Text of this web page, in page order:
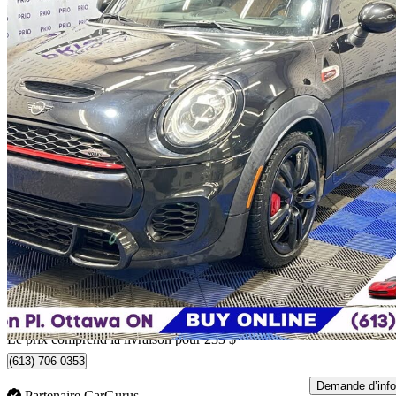
2019 MINI Cooper
John Cooper Works 2-Door Hatchback FWD93 592 km
22 228 $ Bonne
390 $/mois env.
Livraison à domicile de Ottawa, ON
Le prix comprend la livraison pour 233 $
(613) 706-0353
Demande d’info